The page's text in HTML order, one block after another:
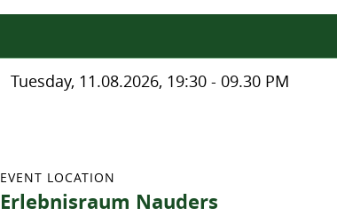
Tuesday, 11.08.2026, 19:30 - 09.30 PM
EVENT LOCATION
Erlebnisraum Nauders